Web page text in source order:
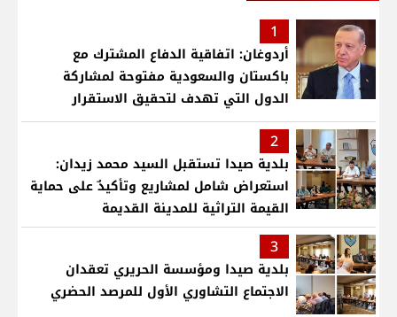
1
أردوغان: اتفاقية الدفاع المشترك مع
باكستان والسعودية مفتوحة لمشاركة
الدول التي تهدف لتحقيق الاستقرار
بمنطقتنا
2
بلدية صيدا تستقبل السيد محمد زيدان:
استعراض شامل لمشاريع وتأكيدٌ على حماية
القيمة التراثية للمدينة القديمة
3
بلدية صيدا ومؤسسة الحريري تعقدان
الاجتماع التشاوري الأول للمرصد الحضري